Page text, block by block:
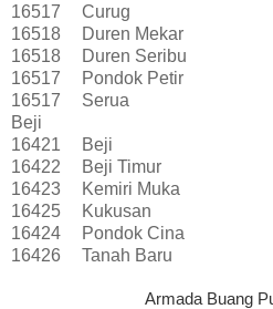
16517
Curug
16518
Duren Mekar
16518
Duren Seribu
16517
Pondok Petir
16517
Serua
Beji
16421
Beji
16422
Beji Timur
16423
Kemiri Muka
16425
Kukusan
16424
Pondok Cina
16426
Tanah Baru
Armada Buang